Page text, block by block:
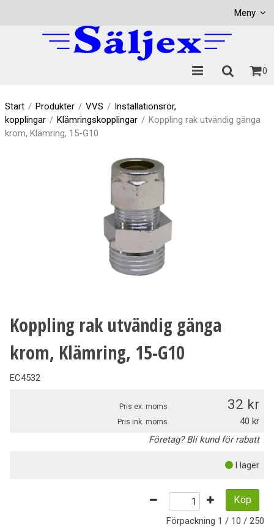
Meny
0
Start / Produkter / VVS / Installationsrör,
kopplingar / Klämringskopplingar / Koppling rak utvändig gänga
krom, Klämring, 15-G10
Koppling rak utvändig gänga
krom, Klämring, 15-G10
EC4532
Pris ex. moms 32
Pris ink. moms
40
Företag? Bli kund för rabatt
I lager
Köp
Förpackning 1 / 10 / 250